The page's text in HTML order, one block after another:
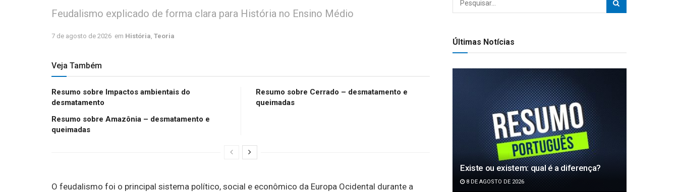
Feudalismo explicado de forma clara para História no Ensino Médio
7 de agosto de 2026 em História Teoria
Veja Também
Resumo sobre Impactos ambientais do
desmatamento
Resumo sobre Amazônia – desmatamento e
queimadas
Resumo sobre Cerrado – desmatamento e
queimadas
O feudalismo foi o principal sistema político, social e econômico da Europa Ocidental durante a
Últimas Notícias
Existe ou existem: qual é a diferença?
8 DE AGOSTO DE 2026